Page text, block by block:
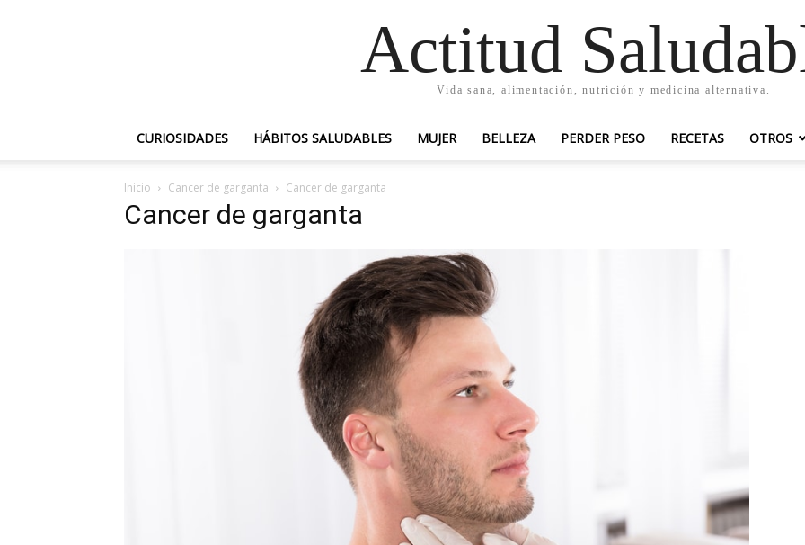
Actitud
Vida sana, alimentación, nutrición y medicina alternativa.
CURIOSIDADES HÁBITOS SALUDABLES MUJER BELLEZA PERDER PESO RECETAS OTROS
Inicio Cancer de garganta Cancer de garganta
Cancer de garganta